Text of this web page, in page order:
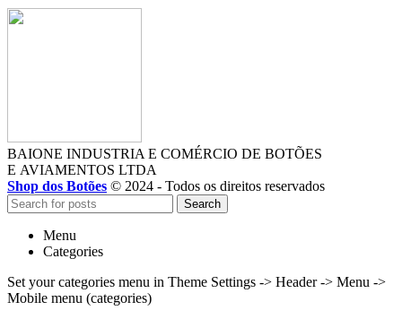
BAIONE INDUSTRIA E COMÉRCIO DE BOTÕES
E AVIAMENTOS LTDA
Shop dos Botões © 2024 - Todos os direitos reservados
Search
Menu
Categories
Set your categories menu in Theme Settings -> Header -> Menu ->
Mobile menu (categories)